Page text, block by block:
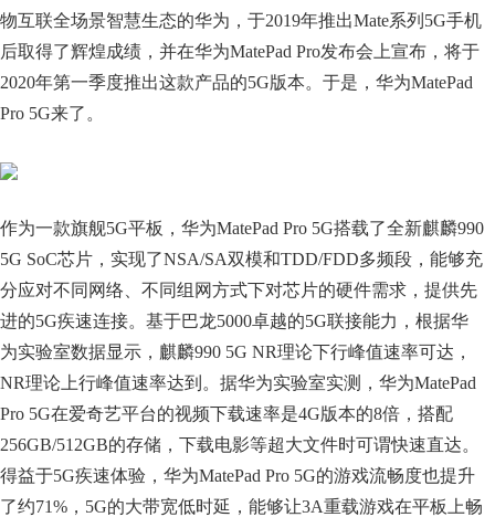
物互联全场景智慧生态的华为，于2019年推出Mate系列5G手机
后取得了辉煌成绩，并在华为MatePad Pro发布会上宣布，将于
2020年第一季度推出这款产品的5G版本。于是，华为MatePad
Pro 5G来了。
作为一款旗舰5G平板，华为MatePad Pro 5G搭载了全新麒麟990
5G SoC芯片，实现了NSA/SA双模和TDD/FDD多频段，能够充
分应对不同网络、不同组网方式下对芯片的硬件需求，提供先
进的5G疾速连接。基于巴龙5000卓越的5G联接能力，根据华
为实验室数据显示，麒麟990 5G NR理论下行峰值速率可达，
NR理论上行峰值速率达到。据华为实验室实测，华为MatePad
Pro 5G在爱奇艺平台的视频下载速率是4G版本的8倍，搭配
256GB/512GB的存储，下载电影等超大文件时可谓快速直达。
得益于5G疾速体验，华为MatePad Pro 5G的游戏流畅度也提升
了约71%，5G的大带宽低时延，能够让3A重载游戏在平板上畅